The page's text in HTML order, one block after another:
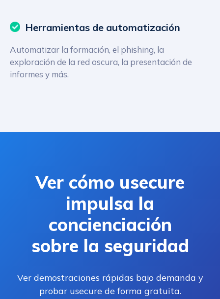
Herramientas de automatización
Automatizar la formación, el phishing, la
exploración de la red oscura, la presentación de
informes y más.
Ver cómo usecure
impulsa la
concienciación
sobre la seguridad
Ver demostraciones rápidas bajo demanda y
probar usecure de forma gratuita.